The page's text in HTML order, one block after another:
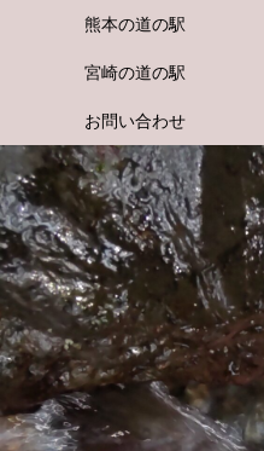
熊本の道の駅
宮崎の道の駅
お問い合わせ